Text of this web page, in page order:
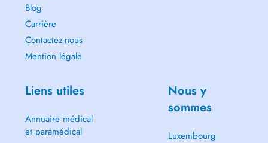
Blog
Carrière
Contactez-nous
Mention légale
Liens utiles
Annuaire médical
et paramédical
Nous y
sommes
Luxembourg